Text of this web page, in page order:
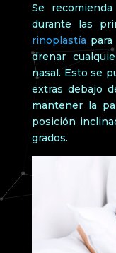
Se
durante las
rinoplastía
drenar
nasal. Esto se
extras debajo
mantener la
posición
grados.